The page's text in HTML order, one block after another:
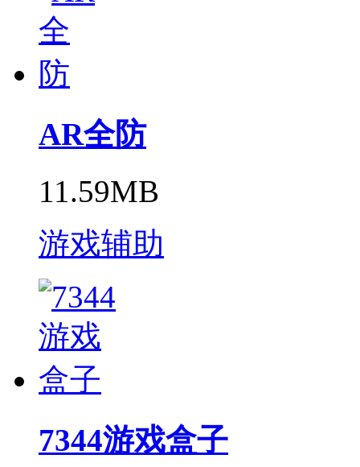
AR全防
11.59MB
游戏辅助
7344游戏盒子